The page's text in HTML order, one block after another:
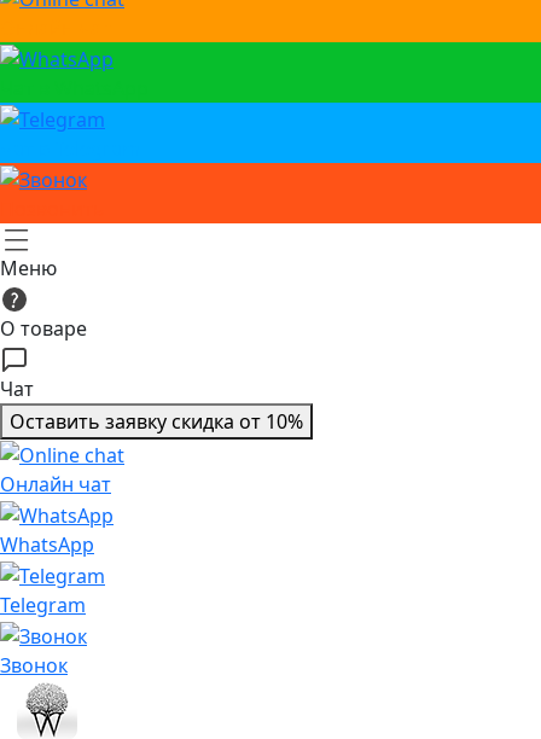
Меню
О товаре
Чат
Оставить заявкускидка от 10%
Онлайн чат
WhatsApp
Telegram
Звонок